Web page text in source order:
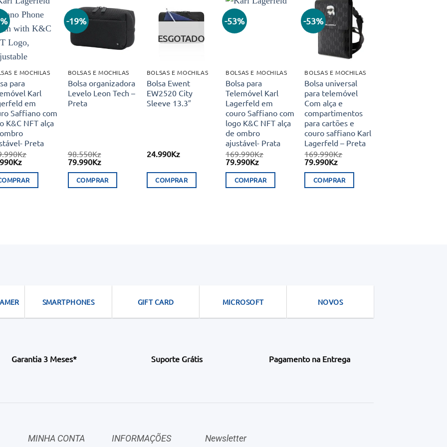
Adicionar
aos meus
desejos
E MOCHILAS
para
Karl
em
Saffiano com
K&C NFT alça
Preta
Kz
KzO
atual
é:
-19%
Adicionar
BOLSAS E MOCHILAS
Bolsa organizadora
Levelo Leon Tech –
Preta
98.550Kz
O
original
era:
79.990KzO
atual
é:
COMPRAR
Adicionar
desejos
ESGOTADO
BOLSAS E MOCHILAS
Bolsa Ewent
EW2520 City
Sleeve 13.3″
24.990Kz
COMPRAR
-53%
BOLSAS E MOCHILAS
Bolsa para
Telemóvel Karl
Lagerfeld em
couro Saffiano com
logo K&C NFT alça
de ombro
ajustável- Prata
169.990Kz
O
original
era:
79.990KzO
atual
é:
COMPRAR
-53%
Adicionar
aos meus
desejos
BOLSAS E MOCHILAS
Bolsa universal
para telemóvel
Com alça e
compartimentos
para cartões e
couro saffiano Karl
Lagerfeld – Preta
169.990Kz
O
original
era:
79.990KzO
atual
é:
COMPRAR
SMARTPHONES GIFT CARD MICROSOFT NOVOS
Garantia 3 Meses* Suporte Grátis Pagamento na Entrega
MINHA CONTA INFORMAÇÕES Newsletter